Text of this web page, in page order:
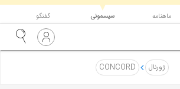
ماهنامه سیسمونی
▼ گفتگو
ژورنال CONCORD